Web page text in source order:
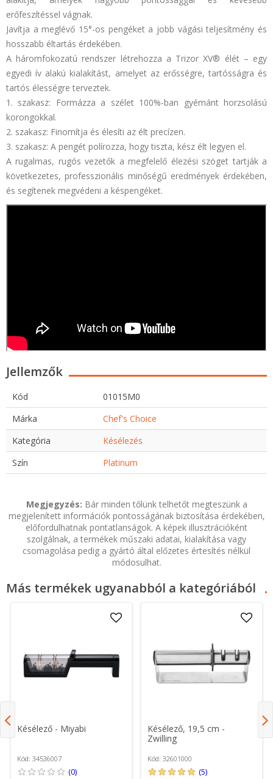
erőfeszítéssel vágnak.
Javítja a meglévő 15°-os pengéket a jobb vágási teljesítmény és
hosszabb éltartás érdekében.
A háromfokozatú rendszer létrehozza a Trizor XV® élét – egy
egyedi ív alakú kialakítást, amelyet az erősségre, tartósságra és
tartós élességre terveztek.
1. szakasz: Formázza a szélet 100%-ban gyémánt horzsolású
korongokkal.
2. szakasz: Finomítja és élesíti az élt precízen.
3. szakasz: A pengét polírozza, hogy tiszta, kész élt legyen el.
A rugalmas, rugós vezetők a megfelelő élezési szöget tartják a
következetes, professzionális minőségű eredmények érdekében,
és segítenek megvédeni a késpengéket.
Jellemzők
Kód
01015M0
Márka
Chef's Choice
Kategória
Késélezés
Szín
Platinum
Megjegyzés: Bár minden tőlünk telhetőt megteszünk a
megjelenített információk pontosságának biztosítása érdekében,
előfordulhatnak pontatlanságok. A képek illusztrációként
szolgálnak, a termékek műszaki adatai, kialakítása vagy
csomagolása pedig a gyártó által előzetes értesítés nélkül
módosulhat.
Más termékek ugyanabból a kategóriából
Késélező - Miyabi
Kód: 34536007
(0)
Késélező, 19,5 cm -
Zwilling
Kód: 32601000
(5)